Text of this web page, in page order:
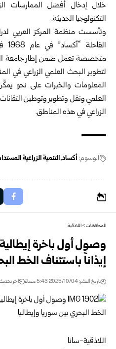
خلال إدخال أفضل الممارسات
التكنولوجيا الحديثة.
وتأسست منظمة المركز العربي
متخصصة تعمل ضمن إطار جامعة
لتطوير البحث العلمي الزراعي في
المعلومات والخبرات على نحو
العلمي ونقل وتطوير وتوطين التقانات
الزراعي في هذه المناطق.
الوسوم: أكساد التنمية الزراعية
المحافظات>اللاذقية
وصول أول باخرة إيطالية
إيذاناً باستئناف الخط
تاريخ النشر: 2025/10/04 5:43 مساءً اخر تحديث: 2025/10/04 5:48
اللاذقية-سانا